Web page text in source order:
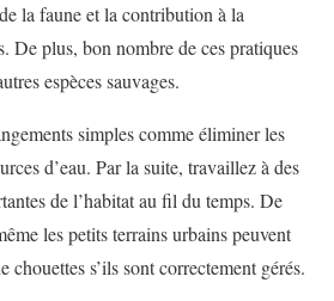
la faune et la contribution à la
De plus, bon nombre de ces pratiques
espèces sauvages.
simples comme éliminer les
d’eau. Par la suite, travaillez à des
de l’habitat au fil du temps. De
les petits terrains urbains peuvent
chouettes s’ils sont correctement gérés.